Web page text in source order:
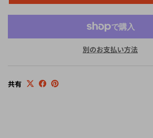
別のお支払い方法
共有